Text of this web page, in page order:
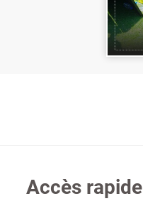
Accès rapide